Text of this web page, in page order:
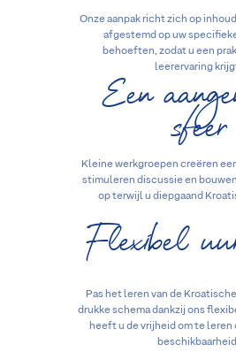
Onze aanpak richt zich op
afgestemd op uw
behoeften, zodat u een
leerervaring
Een sfeer
Kleine werkgroepen creëren
stimuleren discussie en
op terwijl u diepgaand
Flexibel
Pas het leren van de
drukke schema dankzij ons
heeft u de vrijheid om te leren